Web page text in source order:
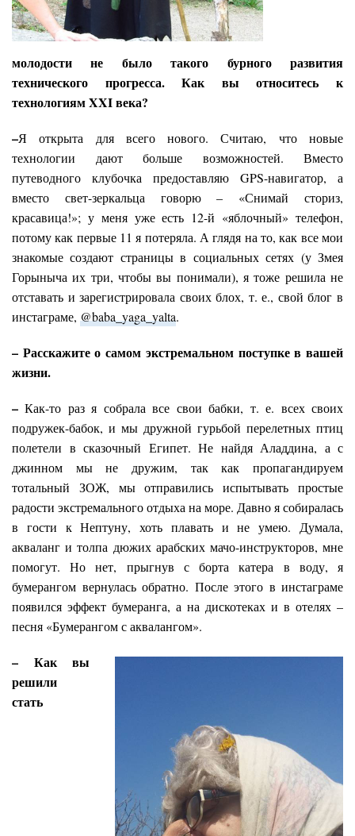
молодости не было такого бурного развития
технического прогресса. Как вы относитесь к
технологиямXXIвека?
–Я открыта для всего нового. Считаю, что новые
технологии дают больше возможностей. Вместо
путеводного клубочка предоставляю GPS-навигатор, а
вместо свет-зеркальца говорю – «Снимай сториз,
красавица!»; у меня уже есть 12-й «яблочный» телефон,
потому как первые 11 я потеряла. А глядя на то, как все мои
знакомые создают страницы в социальных сетях (у Змея
Горыныча их три, чтобы вы понимали), я тоже решила не
отставать и зарегистрировала своих блох, т. е., свой блог в
инстаграме, @baba_yaga_yalta.
– Расскажите о самом экстремальном поступке в вашей
жизни.
–Как-то раз я собрала все свои бабки, т. е. всех своих
подружек-бабок, и мы дружной гурьбой перелетных птиц
полетели в сказочный Египет. Не найдя Аладдина, а с
джинном мы не дружим, так как пропагандируем
тотальный ЗОЖ, мы отправились испытывать простые
радости экстремального отдыха на море. Давно я собиралась
в гости к Нептуну, хоть плавать и не умею. Думала,
акваланг и толпа дюжих арабских мачо-инструкторов, мне
помогут. Но нет, прыгнув с борта катера в воду, я
бумерангом вернулась обратно. После этого в инстаграме
появился эффект бумеранга, а на дискотеках и в отелях –
песня «Бумерангом с аквалангом».
– Как вы
решили
стать